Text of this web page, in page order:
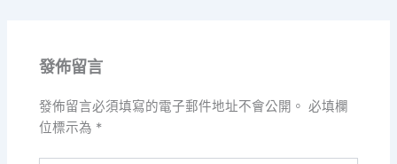
發佈留言
發佈留言必須填寫的電子郵件地址不會公開。 必填欄
位標示為 *